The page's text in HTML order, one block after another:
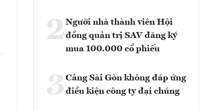
2Người nhà thành viên Hội
đồng quản trị SAV đăng ký
mua 100.000 cổ phiếu
3 Cảng Sài Gòn không đáp ứng
điều kiện công ty đại chúng